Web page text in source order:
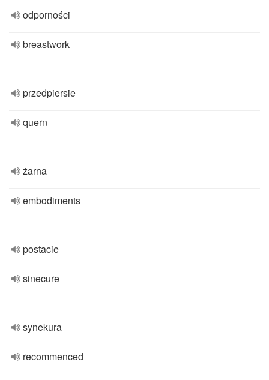
odporności
breastwork
przedpiersie
quern
żarna
embodiments
postacie
sinecure
synekura
recommenced